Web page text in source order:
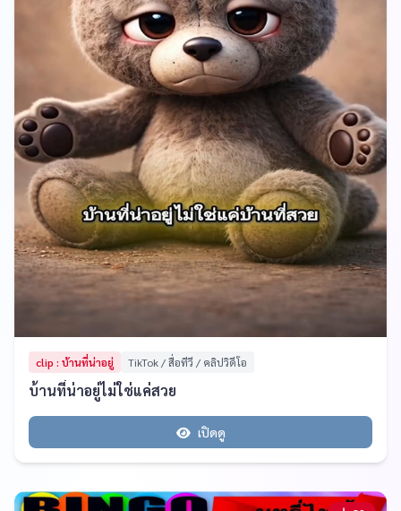
clip : บ้านที่น่าอยู่ TikTok / สื่อทีวี / คลิปวิดีโอ
บ้านที่น่าอยู่ไม่ใช่แค่สวย
เปิดดู